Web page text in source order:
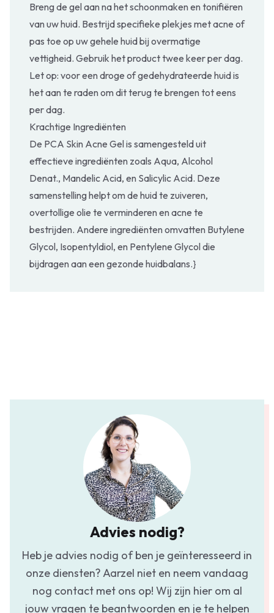
Breng de gel aan na het schoonmaken en tonifiëren
van uw huid. Bestrijd specifieke plekjes met acne of
pas toe op uw gehele huid bij overmatige
vettigheid. Gebruik het product twee keer per dag.
Let op: voor een droge of gedehydrateerde huid is
het aan te raden om dit terug te brengen tot eens
per dag.
Krachtige Ingrediënten
De PCA Skin Acne Gel is samengesteld uit
effectieve ingrediënten zoals Aqua, Alcohol
Denat., Mandelic Acid, en Salicylic Acid. Deze
samenstelling helpt om de huid te zuiveren,
overtollige olie te verminderen en acne te
bestrijden. Andere ingrediënten omvatten Butylene
Glycol, Isopentyldiol, en Pentylene Glycol die
bijdragen aan een gezonde huidbalans.}
Advies nodig?
Heb je advies nodig of ben je geïnteresseerd in
onze diensten? Aarzel niet en neem vandaag
nog contact met ons op! Wij zijn hier om al
jouw vragen te beantwoorden en je te helpen